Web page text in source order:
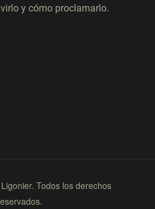
y cómo proclamarlo.
Todos los derechos